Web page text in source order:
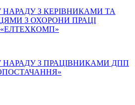
З КЕРІВНИКАМИ ТА
З ОХОРОНИ ПРАЦІ
НАРАДУ З ПРАЦІВНИКАМИ ДПП